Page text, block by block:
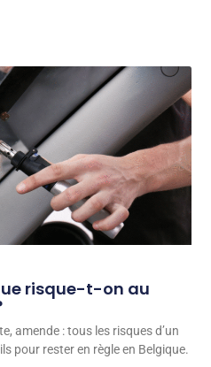
risque-t-on au
amende : tous les risques d’un
pour rester en règle en Belgique.